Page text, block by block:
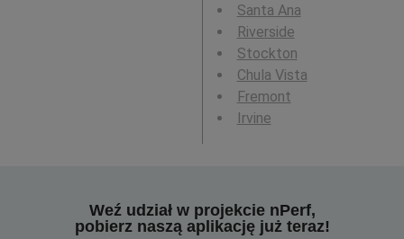
Santa Ana
Riverside
Stockton
Chula Vista
Fremont
Irvine
Weź udział w projekcie nPerf,
pobierz naszą aplikację już teraz!